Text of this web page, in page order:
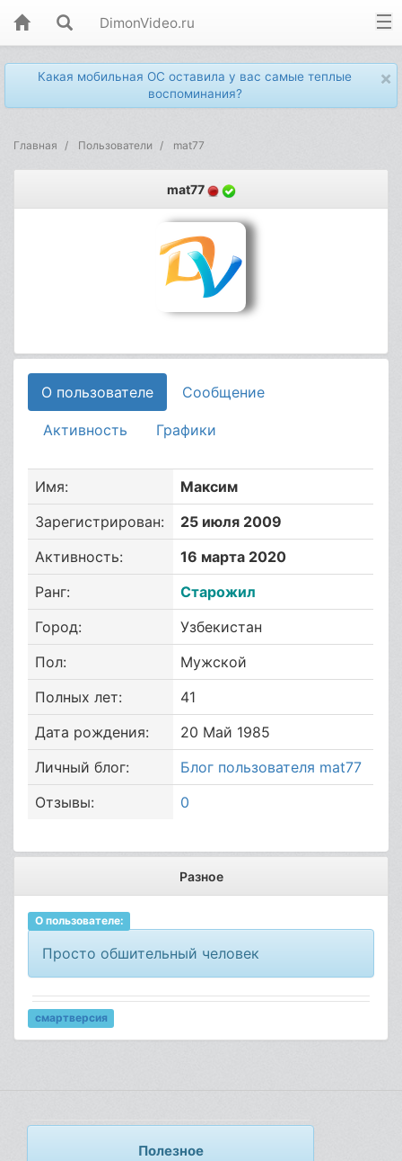
DimonVideo.ru
×
Какая мобильная ОС оставила у вас самые теплые
воспоминания?
Главная Пользователи mat77
mat77
О пользователе Сообщение
Активность Графики
Имя:
Максим
Зарегистрирован:
25 июля 2009
Активность:
16 марта 2020
Ранг:
Старожил
Город:
Узбекистан
Пол:
Мужской
Полных лет:
41
Дата рождения:
20 Май 1985
Личный блог:
Блог пользователя mat77
Отзывы:
0
Разное
О пользователе:
Просто обшительный человек
смартверсия
Полезное